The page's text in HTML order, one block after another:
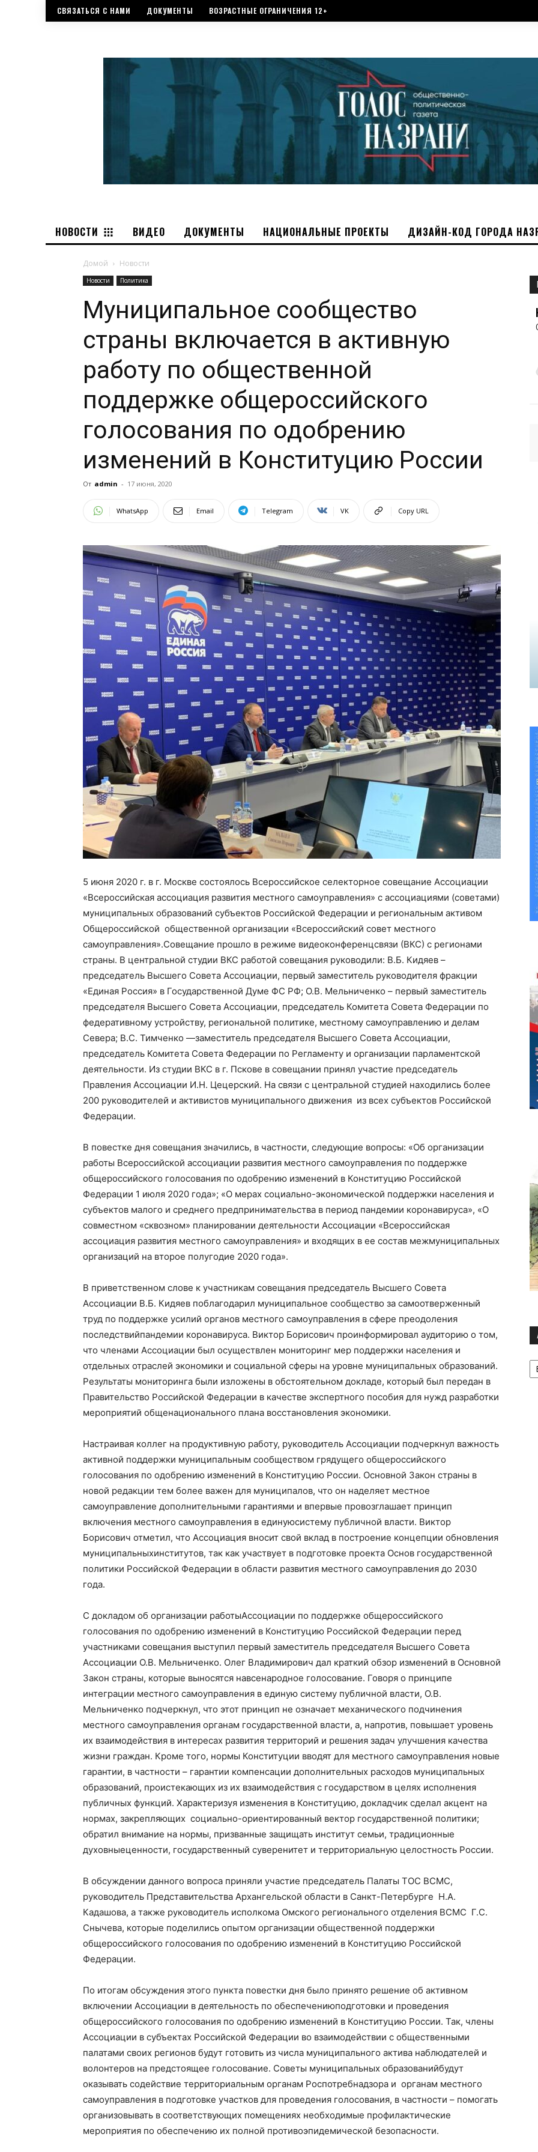
СВЯЗАТЬСЯ С НАМИ ДОКУМЕНТЫ ВОЗРАСТНЫЕ ОГРАНИЧЕНИЯ 12+
НОВОСТИ ВИДЕО ДОКУМЕНТЫ НАЦИОНАЛЬНЫЕ ПРОЕКТЫ ДИЗАЙН-КОД ГОРОДА
Домой Новости
Новости Политика
Муниципальное сообщество
страны включается в активную
работу по общественной
поддержке общероссийского
голосования по одобрению
изменений в Конституцию России
От admin - 17 июня, 2020
WhatsApp Email Telegram VK Copy URL
5 июня 2020 г. в г. Москве состоялось Всероссийское селекторное совещание Ассоциации
«Всероссийская ассоциация развития местного самоуправления» с ассоциациями (советами)
муниципальных образований субъектов Российской Федерации и региональным активом
Общероссийской общественной организации «Вcероссийский совет местного
самоуправления».Совещание прошло в режиме видеоконференцсвязи (ВКС) с регионами
страны. В центральной студии ВКС работой совещания руководили: В.Б. Кидяев –
председатель Высшего Совета Ассоциации, первый заместитель руководителя фракции
«Единая Россия» в Государственной Думе ФС РФ; О.В. Мельниченко – первый заместитель
председателя Высшего Совета Ассоциации, председатель Комитета Совета Федерации по
федеративному устройству, региональной политике, местному самоуправлению и делам
Севера; В.С. Тимченко —заместитель председателя Высшего Совета Ассоциации,
председатель Комитета Совета Федерации по Регламенту и организации парламентской
деятельности. Из студии ВКС в г. Пскове в совещании принял участие председатель
Правления Ассоциации И.Н. Цецерский. На связи с центральной студией находились более
200 руководителей и активистов муниципального движения из всех субъектов Российской
Федерации.
В повестке дня совещания значились, в частности, следующие вопросы: «Об организации
работы Всероссийской ассоциации развития местного самоуправления по поддержке
общероссийского голосования по одобрению изменений в Конституцию Российской
Федерации 1 июля 2020 года»; «О мерах социально-экономической поддержки населения и
субъектов малого и среднего предпринимательства в период пандемии коронавируса», «О
совместном «сквозном» планировании деятельности Ассоциации «Всероссийская
ассоциация развития местного самоуправления» и входящих в ее состав межмуниципальных
организаций на второе полугодие 2020 года».
В приветственном слове к участникам совещания председатель Высшего Совета
Ассоциации В.Б. Кидяев поблагодарил муниципальное сообщество за самоотверженный
труд по поддержке усилий органов местного самоуправления в сфере преодоления
последствийпандемии коронавируса. Виктор Борисович проинформировал аудиторию о том,
что членами Ассоциации был осуществлен мониторинг мер поддержки населения и
отдельных отраслей экономики и социальной сферы на уровне муниципальных образований.
Результаты мониторинга были изложены в обстоятельном докладе, который был передан в
Правительство Российской Федерации в качестве экспертного пособия для нужд разработки
мероприятий общенационального плана восстановления экономики.
Настраивая коллег на продуктивную работу, руководитель Ассоциации подчеркнул важность
активной поддержки муниципальным сообществом грядущего общероссийского
голосования по одобрению изменений в Конституцию России. Основной Закон страны в
новой редакции тем более важен для муниципалов, что он наделяет местное
самоуправление дополнительными гарантиями и впервые провозглашает принцип
включения местного самоуправления в единуюсистему публичной власти. Виктор
Борисович отметил, что Ассоциация вносит свой вклад в построение концепции обновления
муниципальныхинститутов, так как участвует в подготовке проекта Основ государственной
политики Российской Федерации в области развития местного самоуправления до 2030
года.
С докладом об организации работыАссоциации по поддержке общероссийского
голосования по одобрению изменений в Конституцию Российской Федерации перед
участниками совещания выступил первый заместитель председателя Высшего Совета
Ассоциации О.В. Мельниченко. Олег Владимирович дал краткий обзор изменений в Основной
Закон страны, которые выносятся навсенародное голосование. Говоря о принципе
интеграции местного самоуправления в единую систему публичной власти, О.В.
Мельниченко подчеркнул, что этот принцип не означает механического подчинения
местного самоуправления органам государственной власти, а, напротив, повышает уровень
их взаимодействия в интересах развития территорий и решения задач улучшения качества
жизни граждан. Кроме того, нормы Конституции вводят для местного самоуправления новые
гарантии, в частности – гарантии компенсации дополнительных расходов муниципальных
образований, проистекающих из их взаимодействия с государством в целях исполнения
публичных функций. Характеризуя изменения в Конституцию, докладчик сделал акцент на
нормах, закрепляющих социально-ориентированный вектор государственной политики;
обратил внимание на нормы, призванные защищать институт семьи, традиционные
духовныеценности, государственный суверенитет и территориальную целостность России.
В обсуждении данного вопроса приняли участие председатель Палаты ТОС ВСМС,
руководитель Представительства Архангельской области в Санкт-Петербурге Н.А.
Кадашова, а также руководитель исполкома Омского регионального отделения ВСМС Г.С.
Снычева, которые поделились опытом организации общественной поддержки
общероссийского голосования по одобрению изменений в Конституцию Российской
Федерации.
По итогам обсуждения этого пункта повестки дня было принято решение об активном
включении Ассоциации в деятельность по обеспечениюподготовки и проведения
общероссийского голосования по одобрению изменений в Конституцию России. Так, члены
Ассоциации в субъектах Российской Федерации во взаимодействии с общественными
палатами своих регионов будут готовить из числа муниципального актива наблюдателей и
волонтеров на предстоящее голосование. Советы муниципальных образованийбудут
оказывать содействие территориальным органам Роспотребнадзора и органам местного
самоуправления в подготовке участков для проведения голосования, в частности – помогать
организовывать в соответствующих помещениях необходимые профилактические
мероприятия по обеспечению их полной противоэпидемической безопасности.